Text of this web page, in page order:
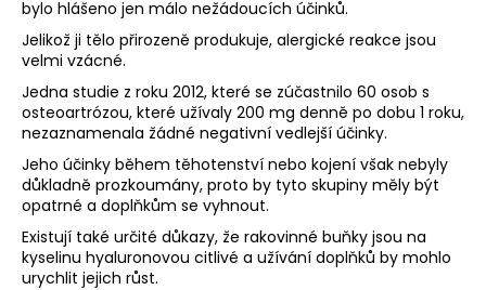
bylo hlášeno jen málo nežádoucích účinků.
Jelikož ji tělo přirozeně produkuje, alergické reakce jsou
velmi vzácné.
Jedna studie z roku 2012, které se zúčastnilo 60 osob s
osteoartrózou, které užívaly 200 mg denně po dobu 1 roku,
nezaznamenala žádné negativní vedlejší účinky.
Jeho účinky během těhotenství nebo kojení však nebyly
důkladně prozkoumány, proto by tyto skupiny měly být
opatrné a doplňkům se vyhnout.
Existují také určité důkazy, že rakovinné buňky jsou na
kyselinu hyaluronovou citlivé a užívání doplňků by mohlo
urychlit jejich růst.